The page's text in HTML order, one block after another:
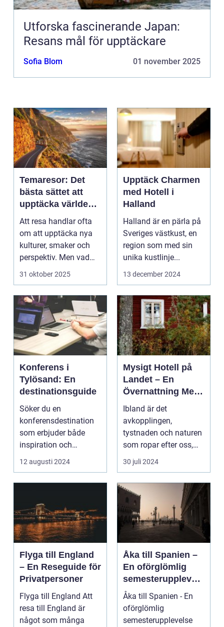
Utforska fascinerande Japan:
Resans mål för upptäckare
Sofia Blom 01 november 2025
Temaresor: Det
bästa sättet att
upptäcka världen
på
Att resa handlar ofta
om att upptäcka nya
kulturer, smaker och
perspektiv. Men vad
händer ...
31 oktober 2025
Upptäck Charmen
med Hotell i
Halland
Halland är en pärla på
Sveriges västkust, en
region som med sin
unika kustlinje...
13 december 2024
Konferens i
Tylösand: En
destinationsguide
Söker du en
konferensdestination
som erbjuder både
inspiration och
avkoppling? Tylös...
12 augusti 2024
Mysigt Hotell på
Landet – En
Övernattning Med
Charm
Ibland är det
avkopplingen,
tystnaden och naturen
som ropar efter oss,
och svaret är ofta ...
30 juli 2024
Flyga till England
– En Reseguide för
Privatpersoner
Flyga till England Att
resa till England är
något som många
Åka till Spanien –
En oförglömlig
semesterupplevels
e
Åka till Spanien - En
oförglömlig
semesterupplevelse